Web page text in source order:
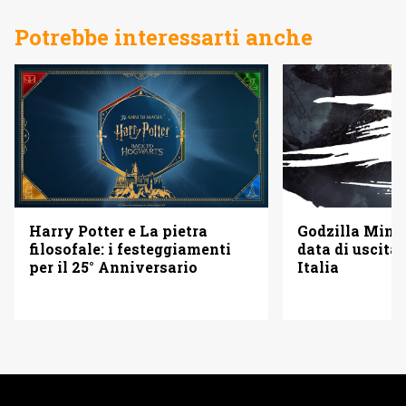
Potrebbe interessarti anche
Harry Potter e La pietra
filosofale: i festeggiamenti
per il 25° Anniversario
Godzilla
data di uscita
Italia